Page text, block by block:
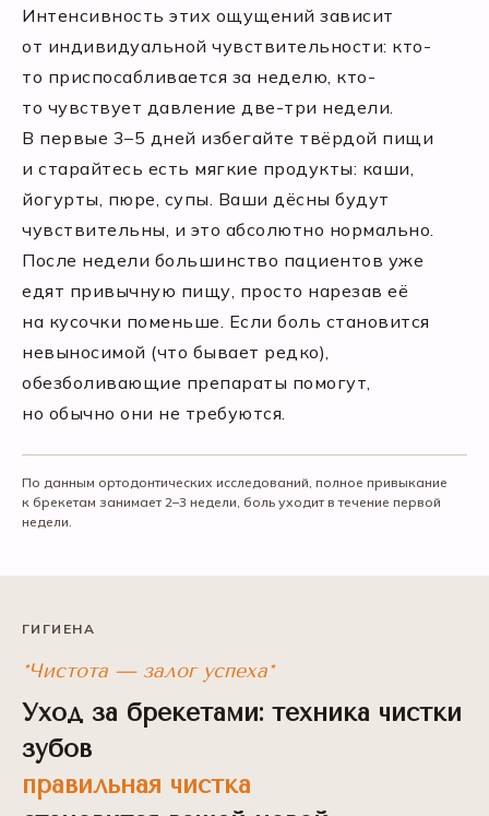
Интенсивность этих ощущений зависит
от индивидуальной чувствительности: кто-
то приспосабливается за неделю, кто-
то чувствует давление две-три недели.
В первые 3–5 дней избегайте твёрдой пищи
и старайтесь есть мягкие продукты: каши,
йогурты, пюре, супы. Ваши дёсны будут
чувствительны, и это абсолютно нормально.
После недели большинство пациентов уже
едят привычную пищу, просто нарезав её
на кусочки поменьше. Если боль становится
невыносимой (что бывает редко),
обезболивающие препараты помогут,
но обычно они не требуются.
По данным ортодонтических исследований, полное привыкание
к брекетам занимает 2–3 недели, боль уходит в течение первой
недели.
ГИГИЕНА
*Чистота — залог успеха*
Уход за брекетами: техника чистки
зубов
правильная чистка